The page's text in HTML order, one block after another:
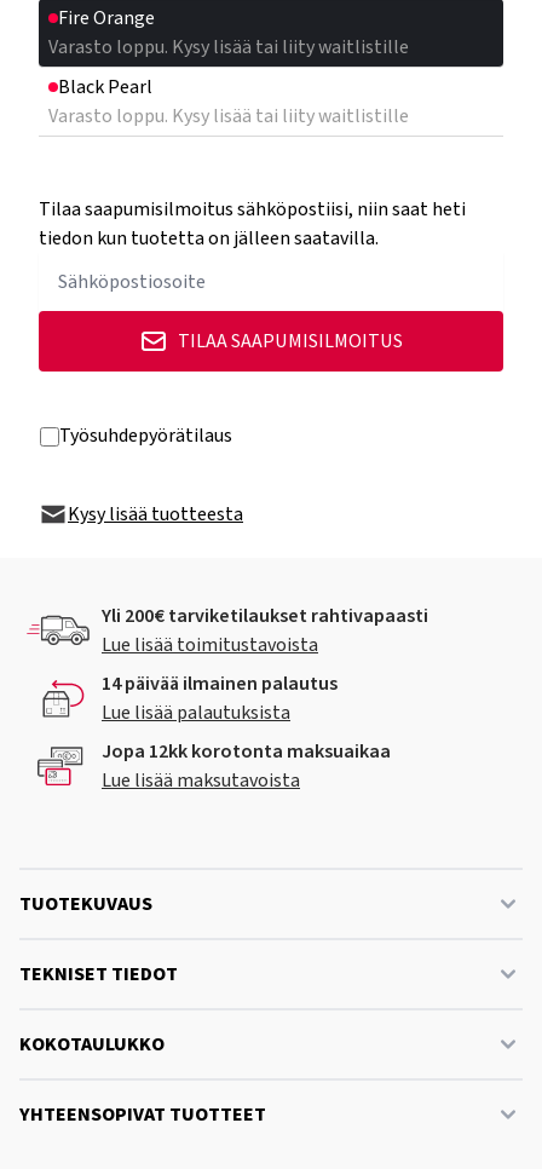
Fire Orange
Varasto loppu. Kysy lisää tai liity waitlistille
Black Pearl
Varasto loppu. Kysy lisää tai liity waitlistille
Tilaa saapumisilmoitus sähköpostiisi, niin saat heti
tiedon kun tuotetta on jälleen saatavilla.
TILAA SAAPUMISILMOITUS
Työsuhdepyörätilaus
Kysy lisää tuotteesta
Yli 200€ tarviketilaukset rahtivapaasti
Lue lisää toimitustavoista
14 päivää ilmainen palautus
Lue lisää palautuksista
Jopa 12kk korotonta maksuaikaa
Lue lisää maksutavoista
TUOTEKUVAUS
TEKNISET TIEDOT
KOKOTAULUKKO
YHTEENSOPIVAT TUOTTEET